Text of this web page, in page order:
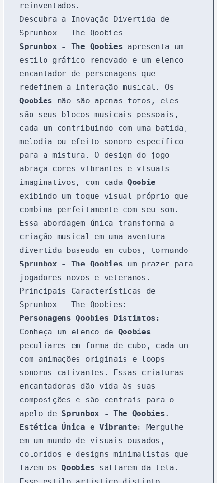
reinventados.
Descubra a Inovação Divertida de
Sprunbox - The Qoobies
Sprunbox - The Qoobies apresenta um
estilo gráfico renovado e um elenco
encantador de personagens que
redefinem a interação musical. Os
Qoobies não são apenas fofos; eles
são seus blocos musicais pessoais,
cada um contribuindo com uma batida,
melodia ou efeito sonoro específico
para a mistura. O design do jogo
abraça cores vibrantes e visuais
imaginativos, com cada Qoobie
exibindo um toque visual próprio que
combina perfeitamente com seu som.
Essa abordagem única transforma a
criação musical em uma aventura
divertida baseada em cubos, tornando
Sprunbox - The Qoobies um prazer para
jogadores novos e veteranos.
Principais Características de
Sprunbox - The Qoobies:
Personagens Qoobies Distintos:
Conheça um elenco de Qoobies
peculiares em forma de cubo, cada um
com animações originais e loops
sonoros cativantes. Essas criaturas
encantadoras dão vida às suas
composições e são centrais para o
apelo de Sprunbox - The Qoobies.
Estética Única e Vibrante:
Mergulhe
em um mundo de visuais ousados,
coloridos e designs minimalistas que
fazem osQoobies saltarem da tela.